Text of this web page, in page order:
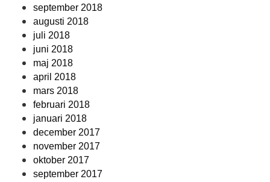
september 2018
augusti 2018
juli 2018
juni 2018
maj 2018
april 2018
mars 2018
februari 2018
januari 2018
december 2017
november 2017
oktober 2017
september 2017